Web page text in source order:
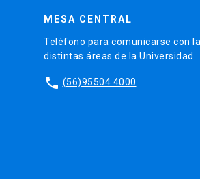
MESA CENTRAL
Teléfono para comunicarse con
distintas áreas de la Universidad.
phone (56)95504 4000